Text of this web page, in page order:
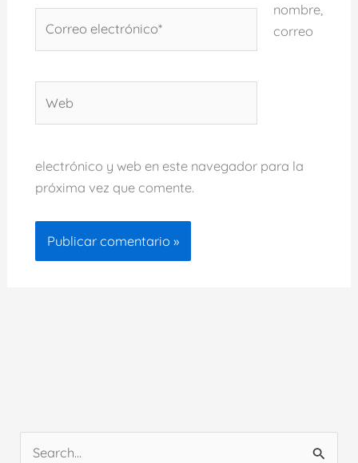
electrónico*
nombre,
correo
electrónico y web en este navegador para la
próxima vez que comente.